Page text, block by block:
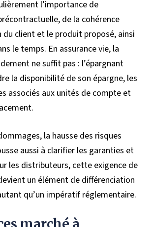
l’importance de
de la cohérence
du client et le produit proposé, ainsi
le temps. En assurance vie, la
ne suffit pas : l’épargnant
la disponibilité de son épargne, les
associés aux unités de compte et
la hausse des risques
aussi à clarifier les garanties et
les distributeurs, cette exigence de
un élément de différenciation
qu’un impératif réglementaire.